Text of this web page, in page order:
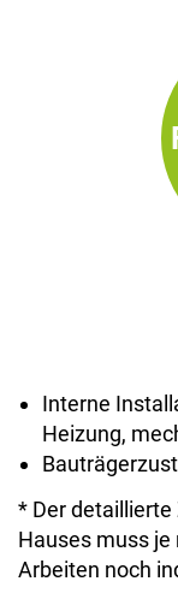
Interne
Heizung,
* Der
Hauses muss
Arbeiten noch